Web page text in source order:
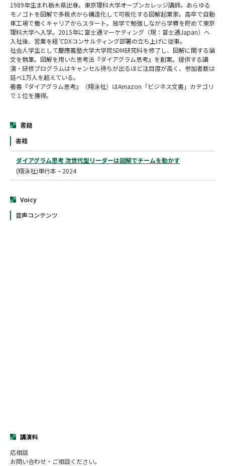
1989年生まれ栃木県出身。東京理科大学オープンカレッジ講師。あらゆる
モノゴトを図解で多視点から構造化して可視化する図解起業家。高卒で自動
車工場で働くキャリアからスタート。独学で勉強しながら学費を貯めて東京
理科大学へ入学。2015年に富士通マーケティング（現：富士通Japan）へ
入社後、営業を経てDXコンサルティング部署の立ち上げに従事。
社会人学生として慶應義塾大学大学院SDM研究科を修了し、図解に関する論
文を執筆。図解を用いた思考法『ダイアグラム思考』を創案。提供する講
演・研修プログラムはキャンセル待ちが出るほど注目度が高く、参加者数は
延べ1万人を超えている。
著書『ダイアグラム思考』（翔泳社）はAmazon「ビジネス文書」カテゴリ
で１位を獲得。
書籍
書籍
ダイアグラム思考 次世代型リーダーは図解でチームを動かす
(翔泳社)単行本 – 2024
Voicy
音声コンテンツ
講演料
応相談
お問い合わせ・ご相談ください。